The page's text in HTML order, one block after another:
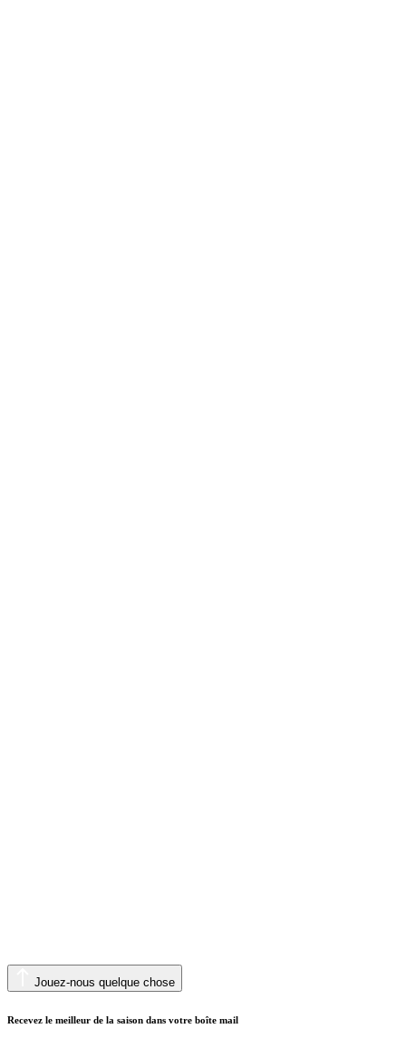
Jouez-nous quelque chose
Recevez le meilleur de la saison dans votre boîte mail